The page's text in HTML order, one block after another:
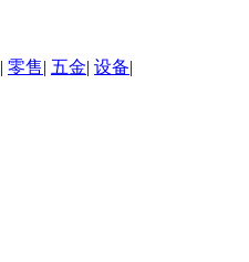
| 零售| 五金| 设备|